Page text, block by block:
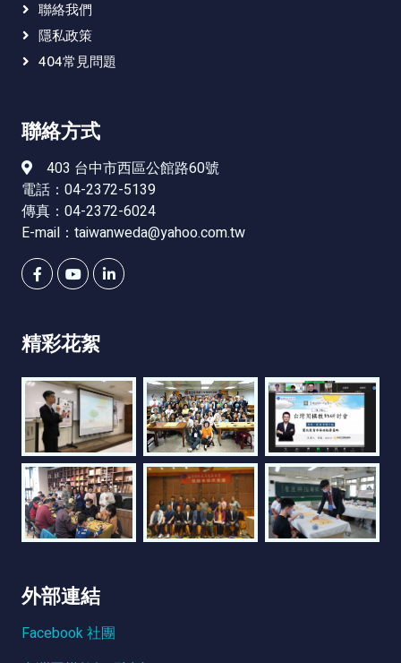
聯絡我們
隱私政策
404常見問題
聯絡方式
403 台中市西區公館路60號
電話：04-2372-5139
傳真：04-2372-6024
E-mail： taiwanweda@yahoo.com.tw
精彩花絮
外部連結
Facebook 社團